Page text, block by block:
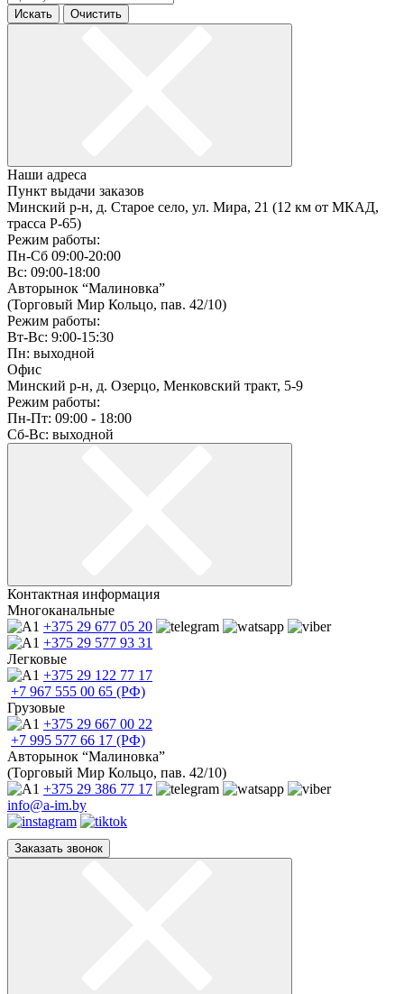
Искать Очистить
Наши адреса
Пункт выдачи заказов
Минский р-н, д. Старое село, ул. Мира, 21 (12 км от МКАД,
трасса P-65)
Режим работы:
Пн-Сб 09:00-20:00
Вс: 09:00-18:00
Авторынок “Малиновка”
(Торговый Мир Кольцо, пав. 42/10)
Режим работы:
Вт-Вс: 9:00-15:30
Пн: выходной
Офис
Минский р-н, д. Озерцо, Менковский тракт, 5-9
Режим работы:
Пн-Пт: 09:00 - 18:00
Сб-Вс: выходной
Контактная информация
Многоканальные
+375 29 677 05 20
+375 29 577 93 31
Легковые
+375 29 122 77 17
+7 967 555 00 65 (РФ)
Грузовые
+375 29 667 00 22
+7 995 577 66 17 (РФ)
Авторынок “Малиновка”
(Торговый Мир Кольцо, пав. 42/10)
+375 29 386 77 17
info@a-im.by
Заказать звонок